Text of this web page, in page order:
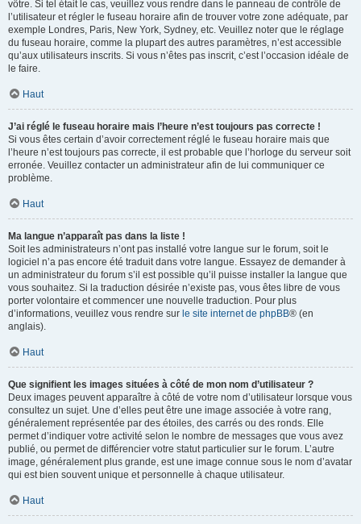
vôtre. Si tel était le cas, veuillez vous rendre dans le panneau de contrôle de
l’utilisateur et régler le fuseau horaire afin de trouver votre zone adéquate, par
exemple Londres, Paris, New York, Sydney, etc. Veuillez noter que le réglage
du fuseau horaire, comme la plupart des autres paramètres, n’est accessible
qu’aux utilisateurs inscrits. Si vous n’êtes pas inscrit, c’est l’occasion idéale de
le faire.
Haut
J’ai réglé le fuseau horaire mais l’heure n’est toujours pas correcte !
Si vous êtes certain d’avoir correctement réglé le fuseau horaire mais que
l’heure n’est toujours pas correcte, il est probable que l’horloge du serveur soit
erronée. Veuillez contacter un administrateur afin de lui communiquer ce
problème.
Haut
Ma langue n’apparaît pas dans la liste !
Soit les administrateurs n’ont pas installé votre langue sur le forum, soit le
logiciel n’a pas encore été traduit dans votre langue. Essayez de demander à
un administrateur du forum s’il est possible qu’il puisse installer la langue que
vous souhaitez. Si la traduction désirée n’existe pas, vous êtes libre de vous
porter volontaire et commencer une nouvelle traduction. Pour plus
d’informations, veuillez vous rendre sur le site internet de phpBB® (en
anglais).
Haut
Que signifient les images situées à côté de mon nom d’utilisateur ?
Deux images peuvent apparaître à côté de votre nom d’utilisateur lorsque vous
consultez un sujet. Une d’elles peut être une image associée à votre rang,
généralement représentée par des étoiles, des carrés ou des ronds. Elle
permet d’indiquer votre activité selon le nombre de messages que vous avez
publié, ou permet de différencier votre statut particulier sur le forum. L’autre
image, généralement plus grande, est une image connue sous le nom d’avatar
qui est bien souvent unique et personnelle à chaque utilisateur.
Haut